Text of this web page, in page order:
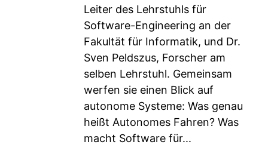
Leiter des Lehrstuhls für
Software-Engineering an der
Fakultät für Informatik, und Dr.
Sven Peldszus, Forscher am
selben Lehrstuhl. Gemeinsam
werfen sie einen Blick auf
autonome Systeme: Was genau
heißt Autonomes Fahren? Was
macht Software für...